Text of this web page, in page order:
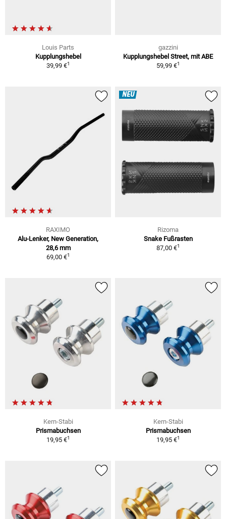
Louis Parts
Kupplungshebel
39,99 €1
gazzini
Kupplungshebel Street, mit ABE
59,99 €1
RAXIMO
Alu-Lenker, New Generation,
28,6 mm
69,00 €1
NEU
Rizoma
Snake Fußrasten
87,00 €1
Kern-Stabi
Prismabuchsen
19,95 €1
Kern-Stabi
Prismabuchsen
19,95 €1